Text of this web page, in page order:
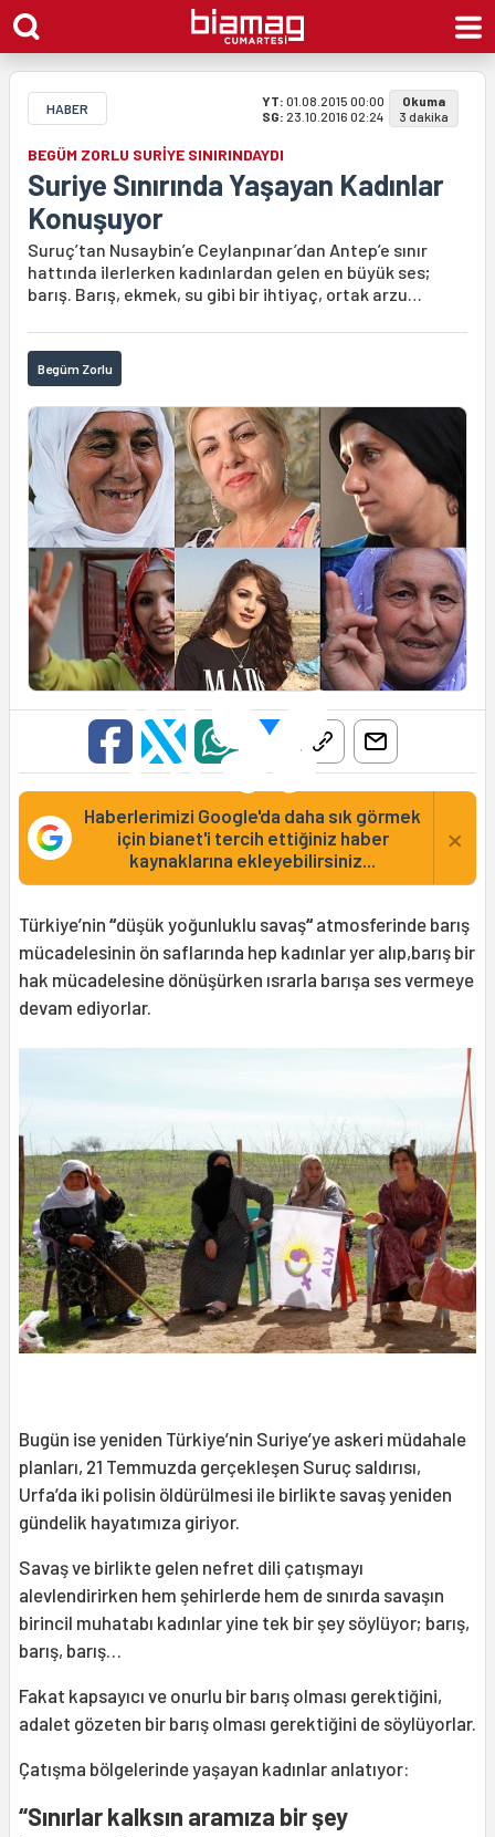
HABER YT: 01.08.2015 00:00
SG: 23.10.2016 02:24
Okuma
3 dakika
BEGÜM ZORLU SURİYE SINIRINDAYDI
Suriye Sınırında Yaşayan Kadınlar
Konuşuyor
Suruç’tan Nusaybin’e Ceylanpınar’dan Antep’e sınır
hattında ilerlerken kadınlardan gelen en büyük ses;
barış. Barış, ekmek, su gibi bir ihtiyaç, ortak arzu…
Begüm Zorlu
Haberlerimizi Google'da daha sık görmek
için bianet'i tercih ettiğiniz haber
kaynaklarına ekleyebilirsiniz...
×
Türkiye’nin “düşük yoğunluklu savaş“ atmosferinde barış
mücadelesinin ön saflarında hep kadınlar yer alıp,barış bir
hak mücadelesine dönüşürken ısrarla barışa ses vermeye
devam ediyorlar.
Bugün ise yeniden Türkiye’nin Suriye’ye askeri müdahale
planları, 21 Temmuzda gerçekleşen Suruç saldırısı,
Urfa’da iki polisin öldürülmesi ile birlikte savaş yeniden
gündelik hayatımıza giriyor.
Savaş ve birlikte gelen nefret dili çatışmayı
alevlendirirken hem şehirlerde hem de sınırda savaşın
birincil muhatabı kadınlar yine tek bir şey söylüyor; barış,
barış, barış…
Fakat kapsayıcı ve onurlu bir barış olması gerektiğini,
adalet gözeten bir barış olması gerektiğini de söylüyorlar.
Çatışma bölgelerinde yaşayan kadınlar anlatıyor:
“Sınırlar kalksın aramıza bir şey